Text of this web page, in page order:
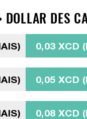
DES
0,03 XCD
0,05 XCD
0,08 XCD